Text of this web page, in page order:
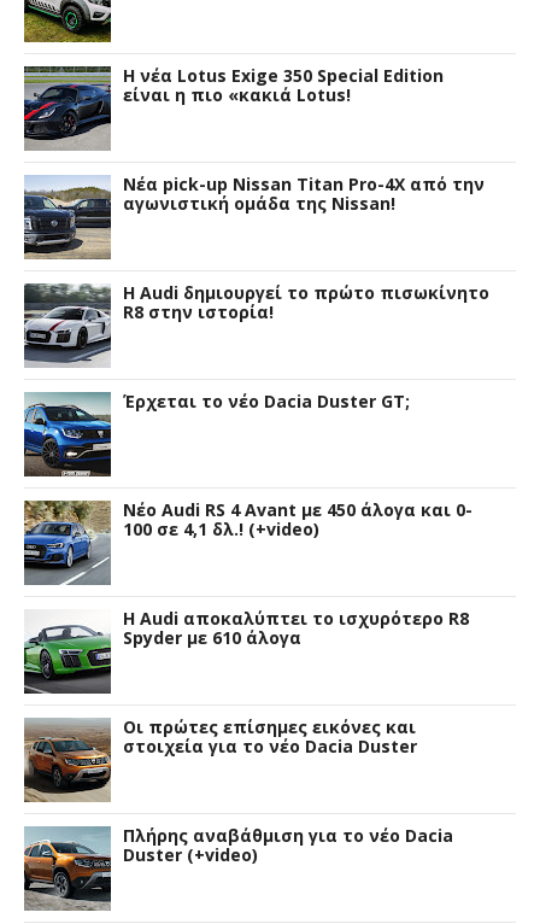
H νέα Lotus Exige 350 Special Edition
είναι η πιο «κακιά Lotus!
Νέα pick-up Nissan Titan Pro-4X από την
αγωνιστική ομάδα της Nissan!
Η Audi δημιουργεί το πρώτο πισωκίνητο
R8 στην ιστορία!
Έρχεται το νέο Dacia Duster GT;
Νέο Audi RS 4 Avant με 450 άλογα και 0-
100 σε 4,1 δλ.! (+video)
Η Audi αποκαλύπτει το ισχυρότερο R8
Spyder με 610 άλογα
Οι πρώτες επίσημες εικόνες και
στοιχεία για το νέο Dacia Duster
Πλήρης αναβάθμιση για το νέο Dacia
Duster (+video)